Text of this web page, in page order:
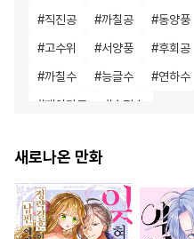
#직진공 #까칠공 #동양풍
#고수위 #서양풍 #후회공
#까칠수 #능글수 #연하수
#개아가공 # 순정수
#연하공 #기억상실
#대물공 #친구>연인
#하드코어 #육아물
새로나온 만화